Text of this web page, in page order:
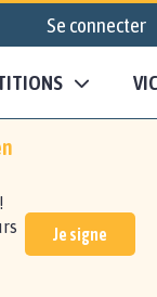
Se connecter
!
Je signe